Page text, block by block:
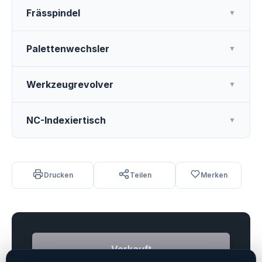
Frässpindel ▼
Palettenwechsler ▼
Werkzeugrevolver ▼
NC-Indexiertisch ▼
Drucken Teilen Merken
Verkauft